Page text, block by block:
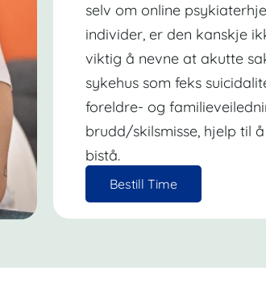
selv om online
individer, er den kanskje
viktig å nevne at akutte
sykehus som feks
foreldre- og
brudd/skilsmisse, hjelp til
bistå.
Bestill Time